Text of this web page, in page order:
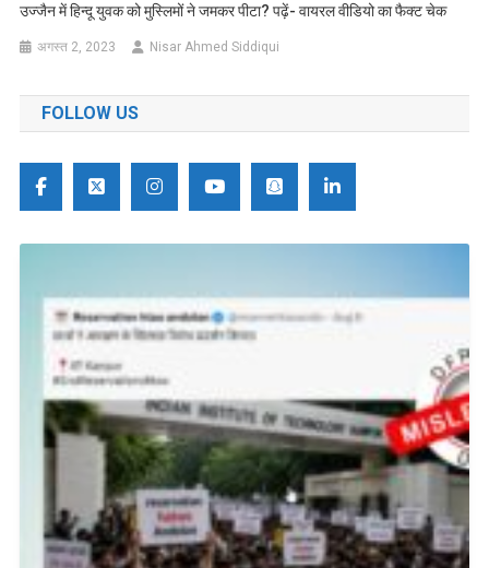
उज्जैन में हिन्दू युवक को मुस्लिमों ने जमकर पीटा? पढ़ें- वायरल वीडियो का फैक्ट चेक
अगस्त 2, 2023 Nisar Ahmed Siddiqui
FOLLOW US